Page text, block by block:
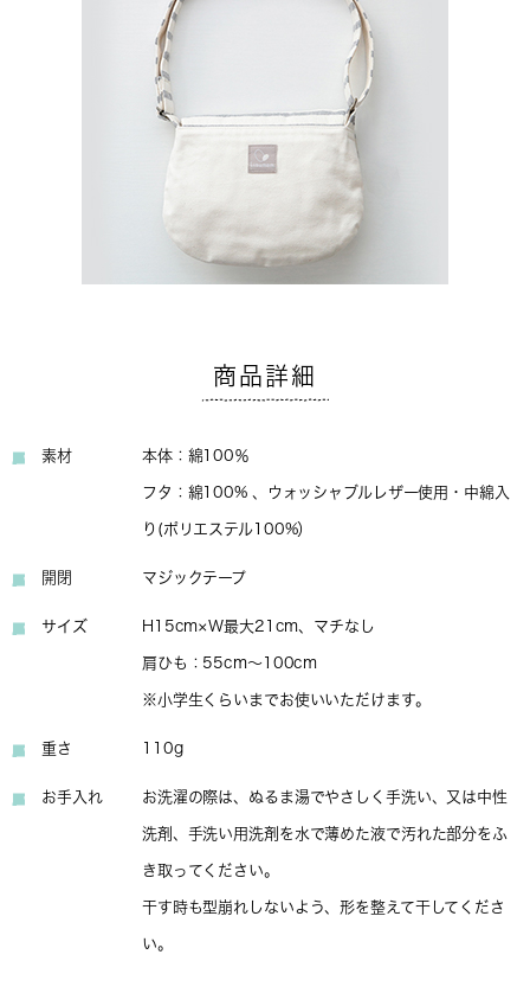
商品詳細
素材 本体：綿100％
フタ：綿100% 、ウォッシャブルレザー使用・中綿入
り(ポリエステル100%）
開閉 マジックテープ
サイズ H15cm×W最大21cm、マチなし
肩ひも：55cm～100cm
※小学生くらいまでお使いいただけます。
重さ 110g
お手入れ お洗濯の際は、ぬるま湯でやさしく手洗い、又は中性
洗剤、手洗い用洗剤を水で薄めた液で汚れた部分をふ
き取ってください。
干す時も型崩れしないよう、形を整えて干してくださ
い。